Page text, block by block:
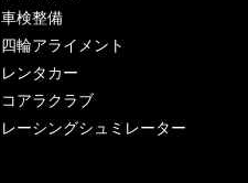
車検整備
四輪アライメント
レンタカー
コアラクラブ
レーシングシュミレーター